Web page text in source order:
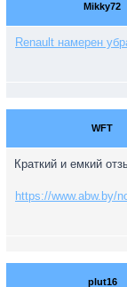
Mikky72
Renault намерен
WFT
Краткий и емкий
https://www.abw.by/
plut16